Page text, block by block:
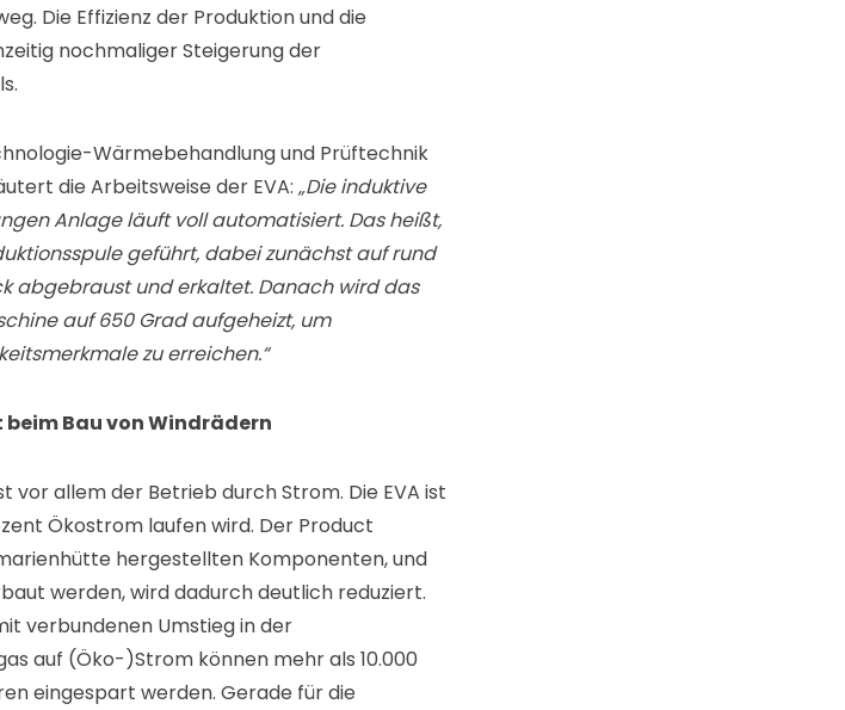
Die Effizienz der Produktion und die
nochmaliger Steigerung der
Wärmebehandlung und Prüftechnik
die Arbeitsweise der EVA: „Die induktive
Anlage läuft voll automatisiert. Das heißt,
geführt, dabei zunächst auf rund
abgebraust und erkaltet. Danach wird das
auf 650 Grad aufgeheizt, um
zu erreichen.“
Bau von Windrädern
vor allem der Betrieb durch Strom. Die EVA ist
Ökostrom laufen wird. Der Product
hergestellten Komponenten, und
werden, wird dadurch deutlich reduziert.
verbundenen Umstieg in der
auf (Öko-)Strom können mehr als 10.000
eingespart werden. Gerade für die